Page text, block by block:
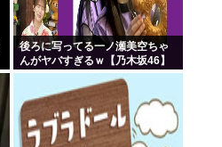
後ろに写ってる一ノ瀬美空ちゃ
んがヤバすぎるｗ【乃木坂46】